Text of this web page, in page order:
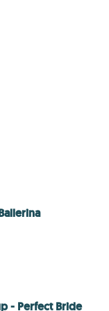
- Perfect Bride